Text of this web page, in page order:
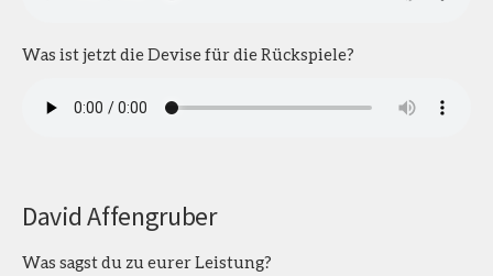
Was ist jetzt die Devise für die Rückspiele?
David Affengruber
Was sagst du zu eurer Leistung?